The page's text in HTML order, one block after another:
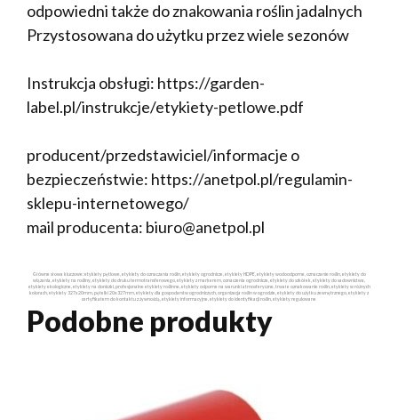
odpowiedni także do znakowania roślin jadalnych
Przystosowana do użytku przez wiele sezonów
Instrukcja obsługi: https://garden-
label.pl/instrukcje/etykiety-petlowe.pdf
producent/przedstawiciel/informacje o
bezpieczeństwie: https://anetpol.pl/regulamin-
sklepu-internetowego/
mail producenta: biuro@anetpol.pl
Główne słowa kluczowe: etykiety pętlowe, etykiety do oznaczania roślin, etykiety ogrodnicze, etykiety HDPE, etykiety wodoodporne, oznaczanie roślin, etykiety do
wiązania, etykiety na rośliny, etykiety do druku termotransferowego, etykiety z markerem, oznaczenia ogrodnicze, etykiety do szkółek, etykiety do sadownictwa,
etykiety ekologiczne, etykiety na doniczki, profesjonalne etykiety roślinne, etykiety odporne na warunki atmosferyczne, trwałe oznakowanie roślin, etykiety w różnych
kolorach, etykiety 327x20mm, pętelki 20x327mm, etykiety dla gospodarstw ogrodniczych, organizacja roślin w ogrodzie, etykiety do użytku zewnętrznego, etykiety z
certyfikatem do kontaktu z żywnością, etykiety informacyjne, etykiety do identyfikacji roślin, etykiety regulowane
Podobne produkty